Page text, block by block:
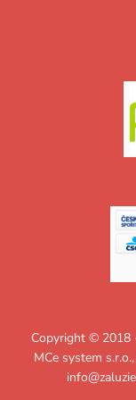
Copyright © 2018
MCe system